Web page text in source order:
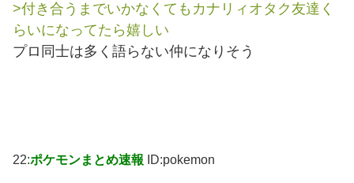
>付き合うまでいかなくてもカナリィオタク友達く
らいになってたら嬉しい
プロ同士は多く語らない仲になりそう
22:ポケモンまとめ速報 ID:pokemon